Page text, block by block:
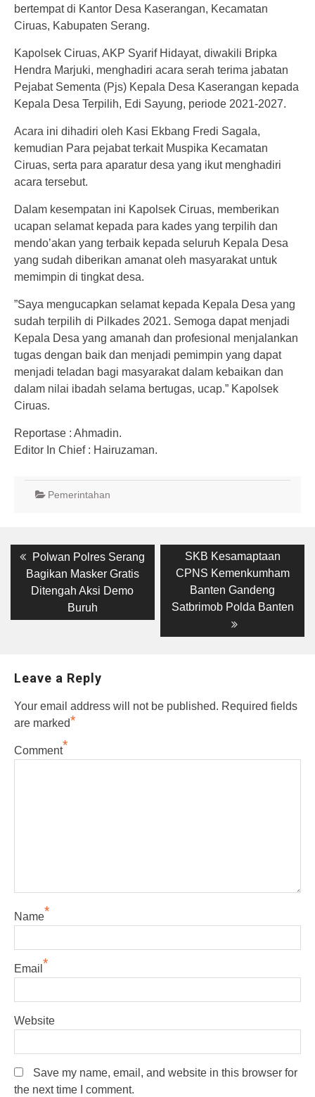
bertempat di Kantor Desa Kaserangan, Kecamatan
Ciruas, Kabupaten Serang.
Kapolsek Ciruas, AKP Syarif Hidayat, diwakili Bripka
Hendra Marjuki, menghadiri acara serah terima jabatan
Pejabat Sementa (Pjs) Kepala Desa Kaserangan kepada
Kepala Desa Terpilih, Edi Sayung, periode 2021-2027.
Acara ini dihadiri oleh Kasi Ekbang Fredi Sagala,
kemudian Para pejabat terkait Muspika Kecamatan
Ciruas, serta para aparatur desa yang ikut menghadiri
acara tersebut.
Dalam kesempatan ini Kapolsek Ciruas, memberikan
ucapan selamat kepada para kades yang terpilih dan
mendo’akan yang terbaik kepada seluruh Kepala Desa
yang sudah diberikan amanat oleh masyarakat untuk
memimpin di tingkat desa.
”Saya mengucapkan selamat kepada Kepala Desa yang
sudah terpilih di Pilkades 2021. Semoga dapat menjadi
Kepala Desa yang amanah dan profesional menjalankan
tugas dengan baik dan menjadi pemimpin yang dapat
menjadi teladan bagi masyarakat dalam kebaikan dan
dalam nilai ibadah selama bertugas, ucap.” Kapolsek
Ciruas.
Reportase : Ahmadin.
Editor In Chief : Hairuzaman.
Pemerintahan
Post
navigation
Previous
post:
Polwan Polres Serang
Bagikan Masker Gratis
Ditengah Aksi Demo
Buruh
Next
post:
SKB Kesamaptaan
CPNS Kemenkumham
Banten Gandeng
Satbrimob Polda Banten
Leave a Reply
Your email address will not be published. Required fields
are marked*
Comment*
Name*
Email *
Website
Save my name, email, and website in this browser for
the next time I comment.